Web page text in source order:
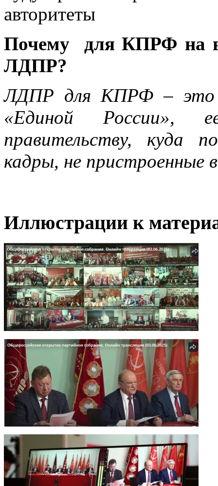
авторитеты
Почему для КПРФ на
ЛДПР?
ЛДПР для КПРФ – это
«Единой России»,
правительству, куда
кадры, не пристроенные
Иллюстрации к